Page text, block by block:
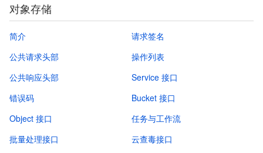
对象存储
简介
公共请求头部
公共响应头部
错误码
请求签名
操作列表
Service 接口
Bucket 接口
Object 接口
批量处理接口
任务与工作流
云查毒接口